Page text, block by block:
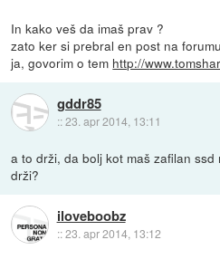
In kako veš da imaš prav ?
zato ker si prebral en post na
ja, govorim o tem http://
gddr85
::23. apr 2014, 13:11
a to drži, da bolj kot maš zafilan
drži?
iloveboobz
::23. apr 2014, 13:12